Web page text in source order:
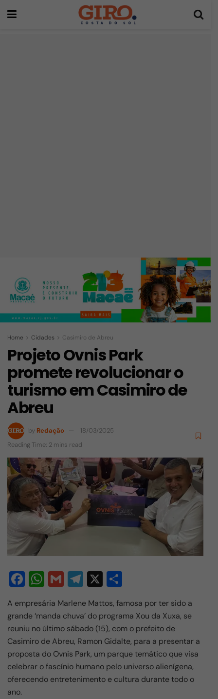
Home Cidades Casimiro de Abreu
Projeto Ovnis Park
promete revolucionar o
turismo em Casimiro de
Abreu
by Redação
18/03/2025
Reading Time: 2 mins read
F
c
e
b
o
o
k
W
h
at
s
A
p
p
G
m
ail
T
e
gr
a
m
X
ar
e
A empresária Marlene Mattos, famosa por ter sido a
grande ‘manda chuva’ do programa Xou da Xuxa, se
reuniu no último sábado (15), com o prefeito de
Casimiro de Abreu, Ramon Gidalte, para a presentar a
proposta do Ovnis Park, um parque temático que visa
celebrar o fascínio humano pelo universo alienígena,
oferecendo entretenimento e cultura durante todo o
ano.